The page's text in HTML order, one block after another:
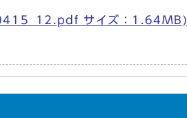
サイズ：1.64MB)